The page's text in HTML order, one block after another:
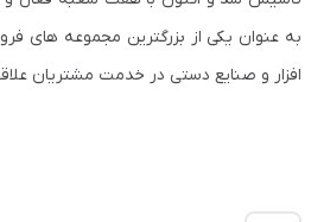
به عنوان یکی از بزرگترین مجموعه های
افزار و صنایع دستی در خدمت مشتریان